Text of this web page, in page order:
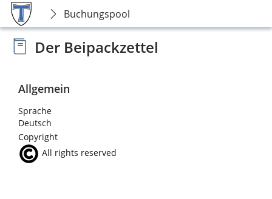
Buchungspool
Der Beipackzettel
Allgemein
Sprache
Deutsch
Copyright
All rights reserved